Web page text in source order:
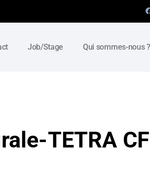
Job/Stage Qui sommes-nous ?
TETRA